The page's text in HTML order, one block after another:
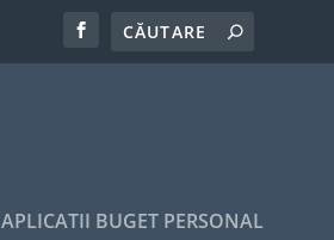
APLICATII BUGET PERSONAL